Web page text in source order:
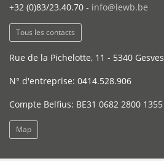
+32 (0)83/23.40.70 - info@lewb.be
Tous les contacts
Rue de la Pichelotte, 11 - 5340 Gesves
N° d'entreprise: 0414.528.906
Compte Belfius: BE31 0682 2800 1355
Map